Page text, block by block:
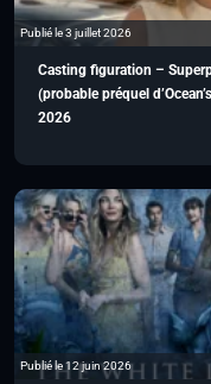
Publié le 3 juillet 2026
Casting figuration –
(probable préquel
2026
Publié le 12 juin 2026